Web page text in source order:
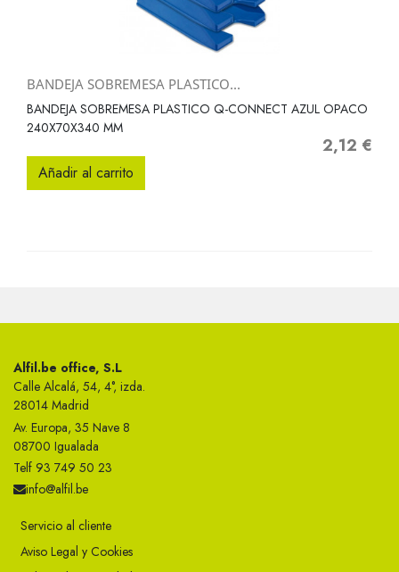
BANDEJA SOBREMESA PLASTICO...
BANDEJA SOBREMESA PLASTICO Q-CONNECT AZUL OPACO
240X70X340 MM
Precio
2,12 €
Añadir al carrito
Alfil.be office, S.L
Calle Alcalá, 54, 4°, izda.
28014 Madrid
Av. Europa, 35 Nave 8
08700 Igualada
Telf 93 749 50 23
info@alfil.be
Servicio al cliente
Aviso Legal y Cookies